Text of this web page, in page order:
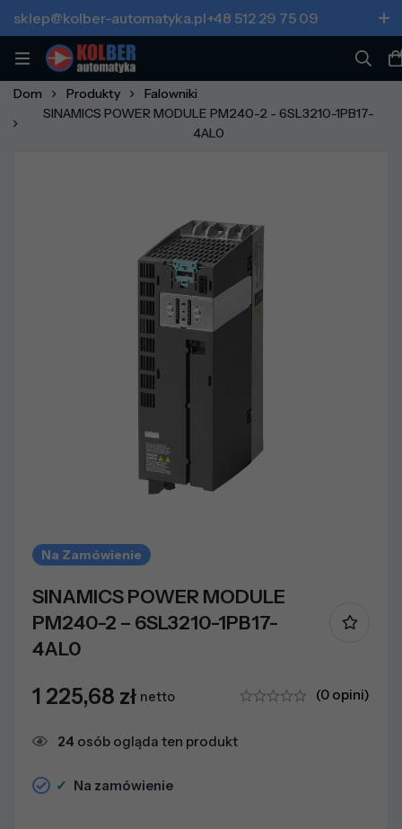
sklep@kolber-automatyka.pl+48 512 29 75 09
Dom Produkty
Falowniki
SINAMICS POWER MODULE PM240-2 - 6SL3210-1PB17-
4AL0
Na Zamówienie
SINAMICS POWER MODULE
PM240-2 – 6SL3210-1PB17-
4AL0
1 225,68 zł netto (0 opini)
24 osób ogląda ten produkt
✓ Na zamówienie